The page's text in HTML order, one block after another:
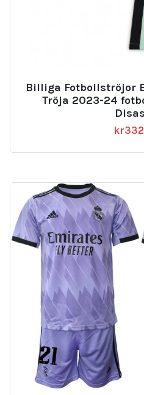
Billiga Fotbollströjor
Tröja 2023-24
kr